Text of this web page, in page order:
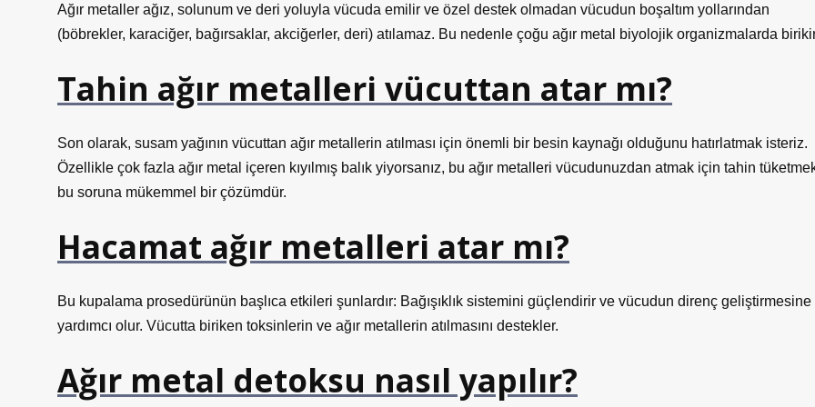
Ağır metaller ağız, solunum ve deri yoluyla vücuda emilir ve özel destek olmadan vücudun boşaltım yollarından
(böbrekler, karaciğer, bağırsaklar, akciğerler, deri) atılamaz. Bu nedenle çoğu ağır metal biyolojik organizmalarda
Tahin ağır metalleri vücuttan atar mı?
Son olarak, susam yağının vücuttan ağır metallerin atılması için önemli bir besin kaynağı olduğunu hatırlatmak isteriz.
Özellikle çok fazla ağır metal içeren kıyılmış balık yiyorsanız, bu ağır metalleri vücudunuzdan atmak için tahin
bu soruna mükemmel bir çözümdür.
Hacamat ağır metalleri atar mı?
Bu kupalama prosedürünün başlıca etkileri şunlardır: Bağışıklık sistemini güçlendirir ve vücudun direnç geliştirmesine
yardımcı olur. Vücutta biriken toksinlerin ve ağır metallerin atılmasını destekler.
Ağır metal detoksu nasıl yapılır?